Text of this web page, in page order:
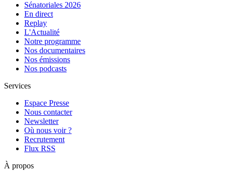
Sénatoriales 2026
En direct
Replay
L'Actualité
Notre programme
Nos documentaires
Nos émissions
Nos podcasts
Services
Espace Presse
Nous contacter
Newsletter
Où nous voir ?
Recrutement
Flux RSS
À propos